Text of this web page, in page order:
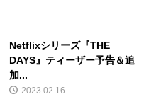
Netflixシリーズ『THE
DAYS』ティーザー予告＆追
加...
2023.02.16